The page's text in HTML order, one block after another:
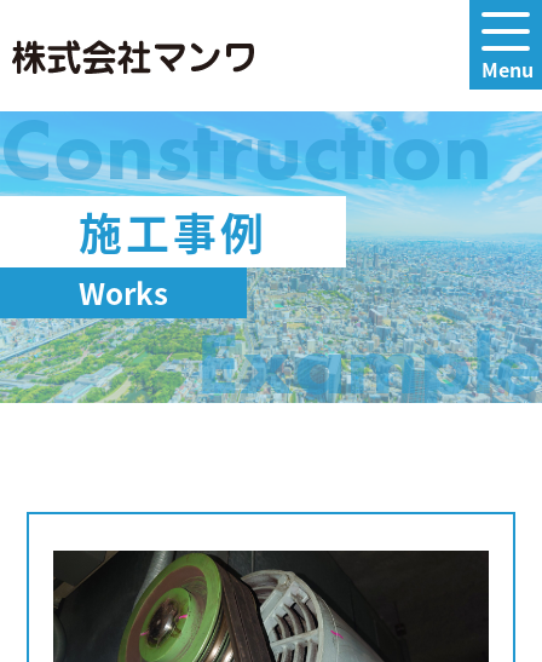
Construction
Example
施工事例
Works